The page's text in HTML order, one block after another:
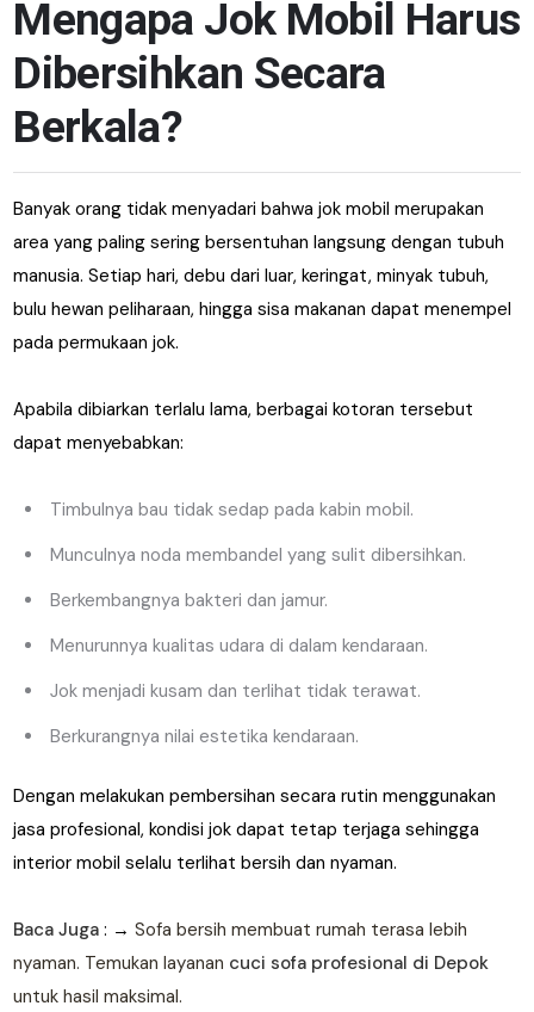
Mengapa Jok Mobil Harus
Dibersihkan Secara
Berkala?
Banyak orang tidak menyadari bahwa jok mobil merupakan
area yang paling sering bersentuhan langsung dengan tubuh
manusia. Setiap hari, debu dari luar, keringat, minyak tubuh,
bulu hewan peliharaan, hingga sisa makanan dapat menempel
pada permukaan jok.
Apabila dibiarkan terlalu lama, berbagai kotoran tersebut
dapat menyebabkan:
Timbulnya bau tidak sedap pada kabin mobil.
Munculnya noda membandel yang sulit dibersihkan.
Berkembangnya bakteri dan jamur.
Menurunnya kualitas udara di dalam kendaraan.
Jok menjadi kusam dan terlihat tidak terawat.
Berkurangnya nilai estetika kendaraan.
Dengan melakukan pembersihan secara rutin menggunakan
jasa profesional, kondisi jok dapat tetap terjaga sehingga
interior mobil selalu terlihat bersih dan nyaman.
Baca Juga : →Sofa bersih membuat rumah terasa lebih
nyaman. Temukan layanan cuci sofa profesional di Depok
untuk hasil maksimal.